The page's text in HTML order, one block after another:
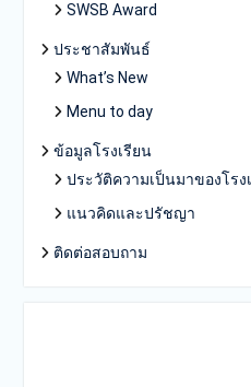
SWSB Award
ประชาสัมพันธ์
What’s New
Menu to day
ข้อมูลโรงเรียน
ประวัติความเป็นมาของโรง
แนวคิดและปรัชญา
ติดต่อสอบถาม